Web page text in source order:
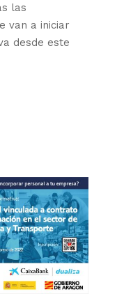
las
van a iniciar
desde este